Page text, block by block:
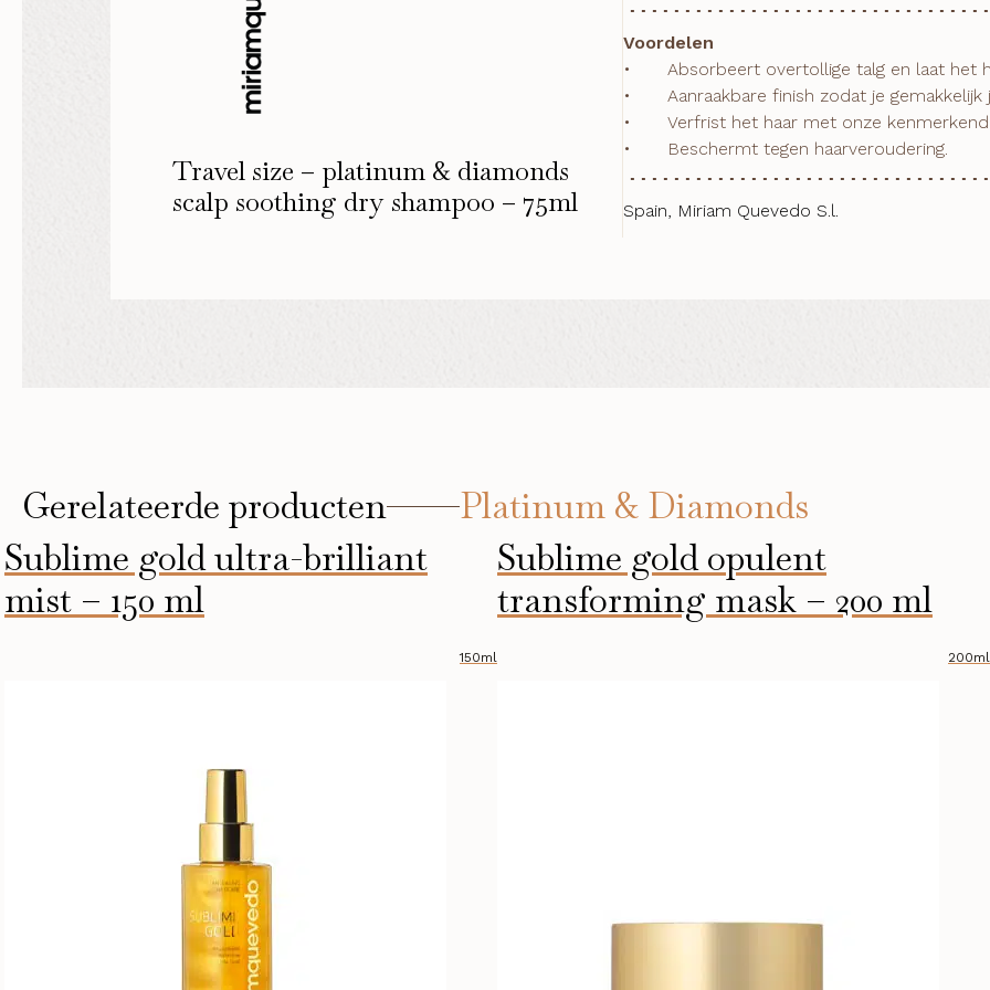
Gerelateerde producten
Platinum & Diamonds
Sublime gold ultra-brilliant
mist – 150 ml
150ml
Sublime gold opulent
transforming mask – 200 ml
200ml
Travel size – platinum & diamonds
scalp soothing dry shampoo – 75ml
Voordelen
•	Absorbeert overtollige talg en laat het haar er fris uitzien
•	Aanraakbare finish zodat je gemakkelijk je handen door het haar kunt halen
•	Verfrist het haar met onze kenmerkende geur
•	Beschermt tegen haarveroudering.
Spain, Miriam Quevedo S.l.